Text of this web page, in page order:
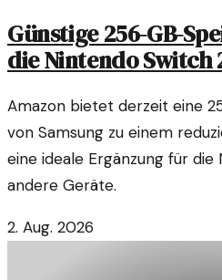
Günstige 256-GB-
die Nintendo Switch
Amazon bietet derzeit eine
von Samsung zu einem
eine ideale Ergänzung für
andere Geräte.
2. Aug. 2026